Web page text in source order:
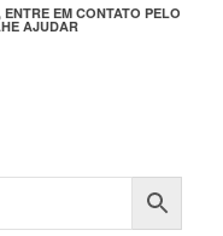
EM CONTATO PELO
AJUDAR